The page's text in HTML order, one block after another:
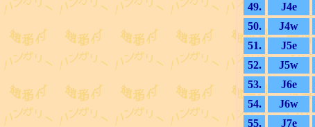
49.
J4e
50.
J4w
51.
J5e
52.
J5w
53.
J6e
54.
J6w
55.
J7e